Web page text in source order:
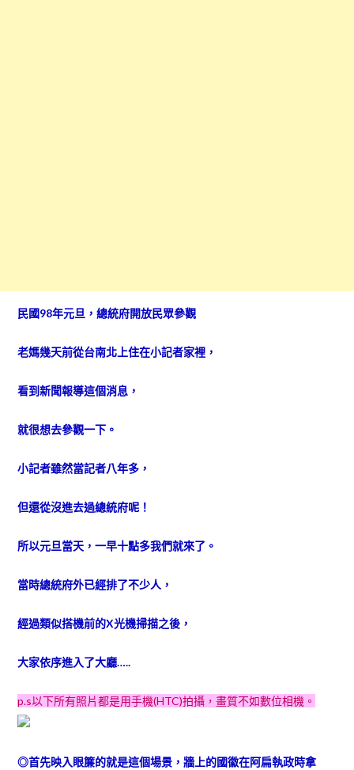
民國98年元旦，總統府開放民眾參觀
老媽幾天前從台南北上住在小記者家裡，
看到新聞報導這個消息，
就很想去參觀一下。
小記者雖然當記者八年多，
但還從沒進去過總統府呢！
所以元旦當天，一早十點多我們就來了。
當時總統府外已經排了不少人，
經過類似搭機前的X光機掃描之後，
大家依序進入了大廳…..
p.s以下所有照片都是用手機(HTC)拍攝，畫質不如數位相機。
◎首先映入眼簾的就是這個場景，牆上的國徽在阿扁執政時拿